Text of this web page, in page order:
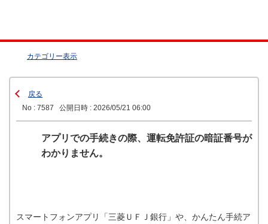
カテゴリー表示
戻る
No : 7587
公開日時 : 2026/05/21 06:00
アプリでの手続きの際、運転免許証の暗証番号が
わかりません。
スマートフォンアプリ「三菱ＵＦＪ銀行」や、かんたん手続ア